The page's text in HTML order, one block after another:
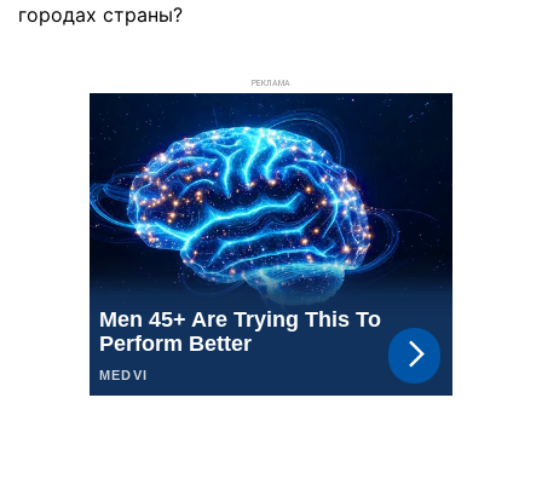
городах страны?
РЕКЛАМА